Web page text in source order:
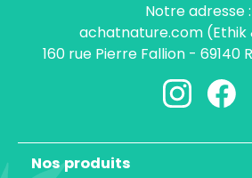
Notre adresse :
achatnature.com (Ethik
160 rue Pierre Fallion - 69140
Nos produits